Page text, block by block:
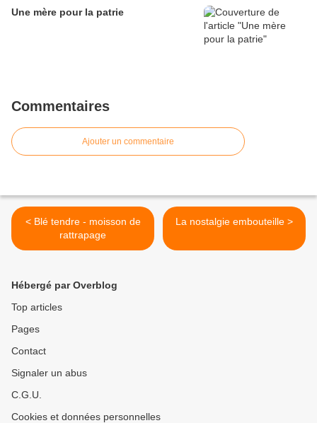
Une mère pour la patrie
Commentaires
Ajouter un commentaire
< Blé tendre - moisson de
rattrapage
La nostalgie embouteille >
Hébergé par Overblog
Top articles
Pages
Contact
Signaler un abus
C.G.U.
Cookies et données personnelles